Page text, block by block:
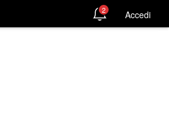
2 Accedi